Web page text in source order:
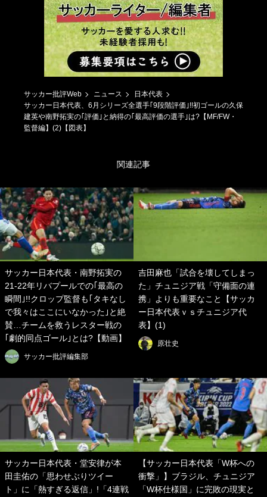
サッカー批評Web ニュース
日本代表
サッカー日本代表、6月シリーズ全選手｢9段階評価｣!!初ゴールの久保
建英や南野拓実の｢評価｣と納得の｢最高評価の選手｣は?【MF/FW・
監督編】(2)【図表】
関連記事
サッカー日本代表・南野拓実の
21-22年リバプールでの｢最高の
瞬間｣!!クロップ監督も｢タキなし
で我々はここにいなかった｣と絶
賛…チームを救うレスター戦の
｢劇的同点ゴール｣とは?【動画】
サッカー批評編集部
吉田麻也「試合を壊してしまっ
た」チュニジア戦「守備面の連
携」よりも重要なこと【サッカ
ー日本代表ｖｓチュニジア代
表】(1)
原壮史
サッカー日本代表・堂安律が本
田圭佑の「思わせぶりツイー
ト」に「熱すぎる返信」!「4連戦
【サッカー日本代表「W杯への
衝撃」】ブラジル、チュニジア
「W杯仕様国」に完敗の現実と